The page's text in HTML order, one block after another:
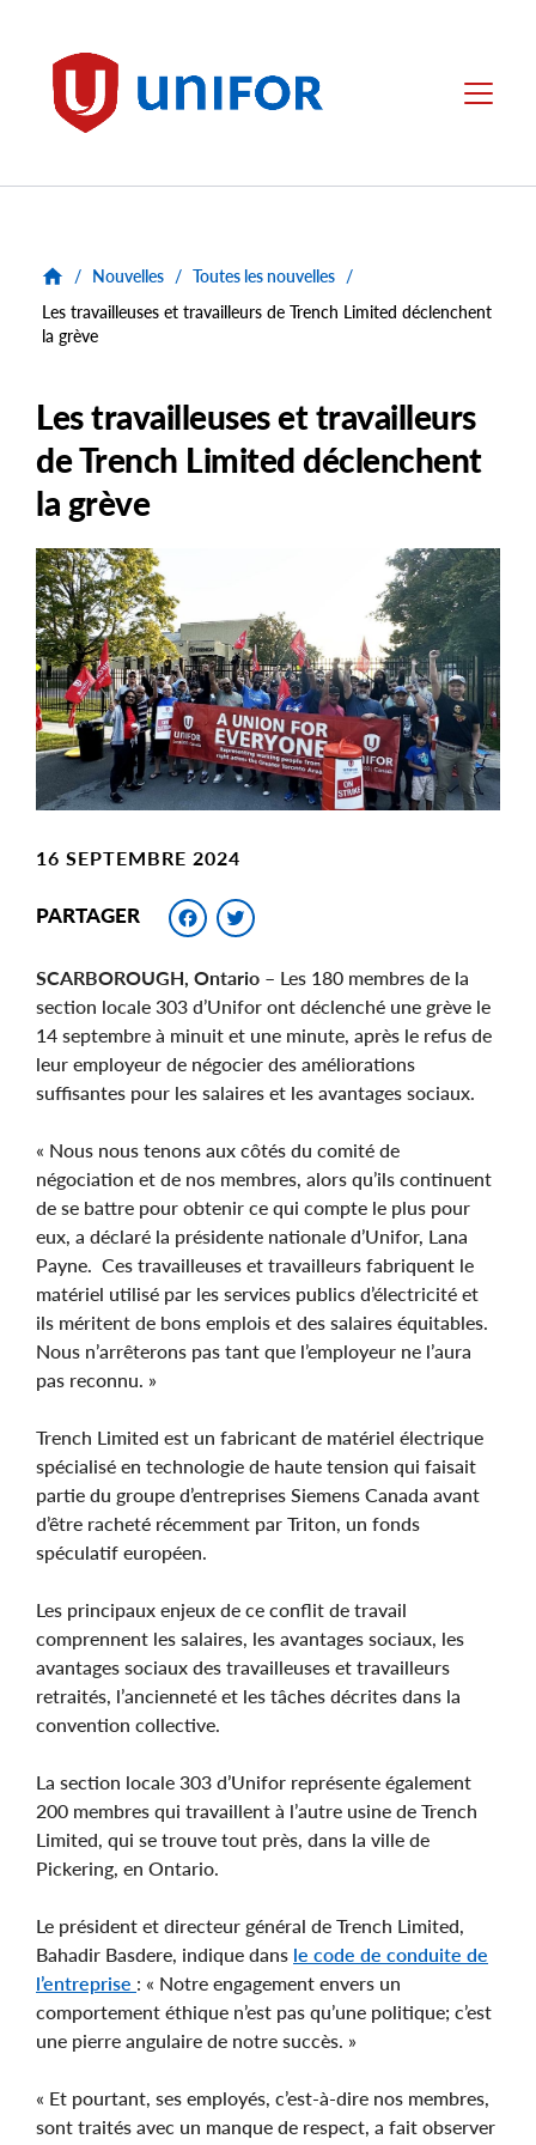
Unifor Menu
/ Nouvelles / Toutes les nouvelles /
Les travailleuses et travailleurs de Trench Limited déclenchent
la grève
Les travailleuses et travailleurs
de Trench Limited déclenchent
la grève
Main
Image
Image
16 SEPTEMBRE 2024
PARTAGER Facebook
SCARBOROUGH, Ontario – Les 180 membres de la
section locale 303 d’Unifor ont déclenché une grève le
14 septembre à minuit et une minute, après le refus de
leur employeur de négocier des améliorations
suffisantes pour les salaires et les avantages sociaux.
« Nous nous tenons aux côtés du comité de
négociation et de nos membres, alors qu’ils continuent
de se battre pour obtenir ce qui compte le plus pour
eux, a déclaré la présidente nationale d’Unifor, Lana
Payne. Ces travailleuses et travailleurs fabriquent le
matériel utilisé par les services publics d’électricité et
ils méritent de bons emplois et des salaires équitables.
Nous n’arrêterons pas tant que l’employeur ne l’aura
pas reconnu. »
Trench Limited est un fabricant de matériel électrique
spécialisé en technologie de haute tension qui faisait
partie du groupe d’entreprises Siemens Canada avant
d’être racheté récemment par Triton, un fonds
spéculatif européen.
Les principaux enjeux de ce conflit de travail
comprennent les salaires, les avantages sociaux, les
avantages sociaux des travailleuses et travailleurs
retraités, l’ancienneté et les tâches décrites dans la
convention collective.
La section locale 303 d’Unifor représente également
200 membres qui travaillent à l’autre usine de Trench
Limited, qui se trouve tout près, dans la ville de
Pickering, en Ontario.
Le président et directeur général de Trench Limited,
Bahadir Basdere, indique dans le code de conduite de
l’entreprise : « Notre engagement envers un
comportement éthique n’est pas qu’une politique; c’est
une pierre angulaire de notre succès. »
« Et pourtant, ses employés, c’est-à-dire nos membres,
sont traités avec un manque de respect, a fait observer